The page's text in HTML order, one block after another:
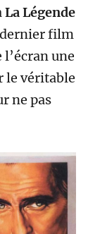
La Légende
film
une
le véritable
ne pas